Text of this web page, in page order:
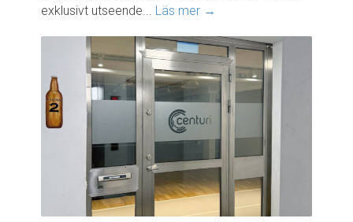
exklusivt utseende... Läs mer →